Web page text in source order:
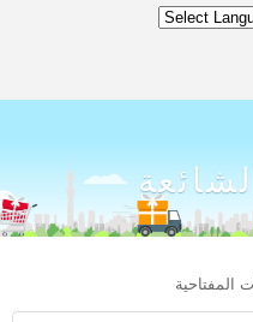
المفتاحية